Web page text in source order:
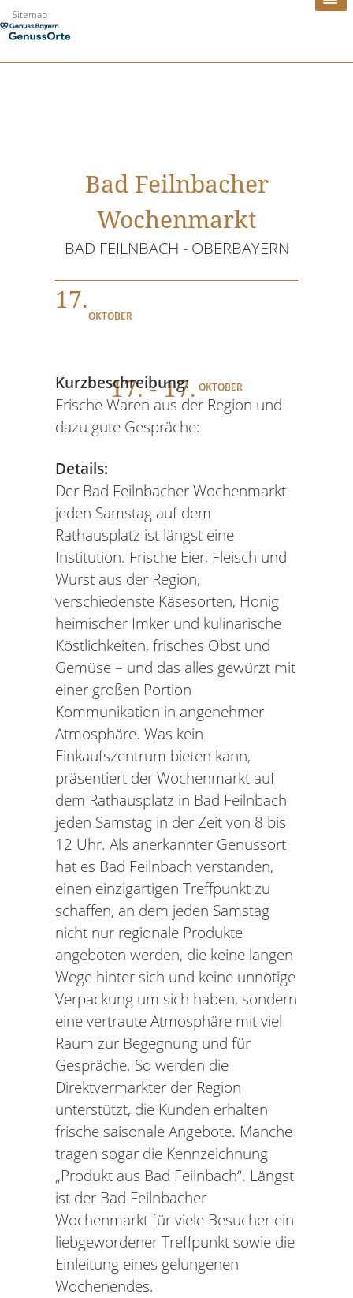
Zum
Inhalt
Sitemap
Bad Feilnbacher
Wochenmarkt
BAD FEILNBACH - OBERBAYERN
17.
OKTOBER
17. - 17. OKTOBER
Kurzbeschreibung:
Frische Waren aus der Region und
dazu gute Gespräche:
Details:
Der Bad Feilnbacher Wochenmarkt
jeden Samstag auf dem
Rathausplatz ist längst eine
Institution. Frische Eier, Fleisch und
Wurst aus der Region,
verschiedenste Käsesorten, Honig
heimischer Imker und kulinarische
Köstlichkeiten, frisches Obst und
Gemüse – und das alles gewürzt mit
einer großen Portion
Kommunikation in angenehmer
Atmosphäre. Was kein
Einkaufszentrum bieten kann,
präsentiert der Wochenmarkt auf
dem Rathausplatz in Bad Feilnbach
jeden Samstag in der Zeit von 8 bis
12 Uhr. Als anerkannter Genussort
hat es Bad Feilnbach verstanden,
einen einzigartigen Treffpunkt zu
schaffen, an dem jeden Samstag
nicht nur regionale Produkte
angeboten werden, die keine langen
Wege hinter sich und keine unnötige
Verpackung um sich haben, sondern
eine vertraute Atmosphäre mit viel
Raum zur Begegnung und für
Gespräche. So werden die
Direktvermarkter der Region
unterstützt, die Kunden erhalten
frische saisonale Angebote. Manche
tragen sogar die Kennzeichnung
„Produkt aus Bad Feilnbach“. Längst
ist der Bad Feilnbacher
Wochenmarkt für viele Besucher ein
liebgewordener Treffpunkt sowie die
Einleitung eines gelungenen
Wochenendes.